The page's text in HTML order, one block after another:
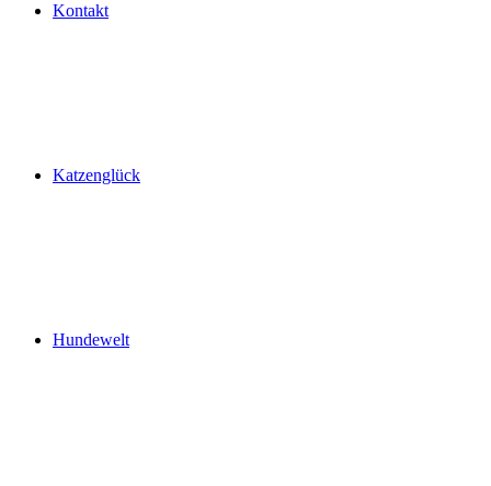
Kontakt
Katzenglück
Hundewelt